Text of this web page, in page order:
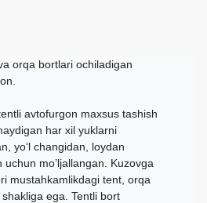
orqa bortlari ochiladigan
avtofurgon maxsus tashish
har xil yuklarni
yo‘l changidan, loydan
uchun mo’ljallangan. Kuzovga
mustahkamlikdagi tent, orqa
ega. Tentli bort